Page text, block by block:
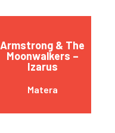
Armstrong & The
Moonwalkers –
Izarus
Matera